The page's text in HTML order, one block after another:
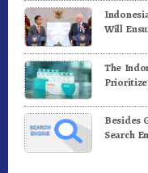
Will
The
Vaccines
Besides
Search